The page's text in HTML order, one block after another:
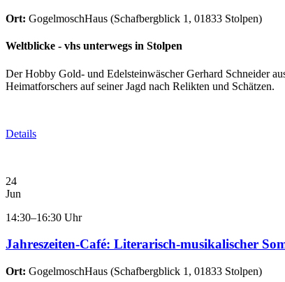
Ort: GogelmoschHaus (Schafbergblick 1, 01833 Stolpen)
Weltblicke - vhs unterwegs in Stolpen
Der Hobby Gold- und Edelsteinwäscher Gerhard Schneider
Heimatforschers auf seiner Jagd nach Relikten und Schätzen.
Details
24
Jun
14:30–16:30 Uhr
Jahreszeiten-Café: Literarisch-musikalischer
Ort: GogelmoschHaus (Schafbergblick 1, 01833 Stolpen)